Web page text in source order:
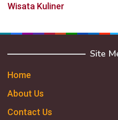
Wisata Kuliner
Site
Home
About Us
Contact Us